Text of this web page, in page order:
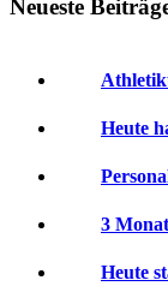
Neueste
Heute
3
Heute